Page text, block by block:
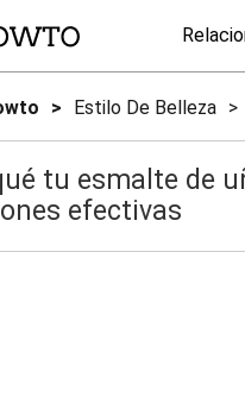
Estilo De Belleza
tu esmalte de
efectivas